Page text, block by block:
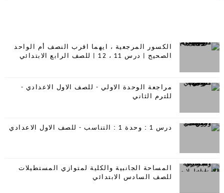
الكسور المرجعية ، ايهما اقرب النصف أم الواحد
الصحيح | درس 11 ، 12 | للصف الرابع الابتدائي
مراجعة الوحدة الاولي - للصف الاول الاعدادي -
للترم الثاني
درس 1 : وحدة 1 : التناسب - للصف الاول الاعدادي
المساحة الجانبية والكلية لمتوازي المستطيلات
للصف السادس الابتدائي